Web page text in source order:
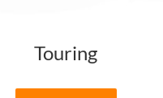
Touring